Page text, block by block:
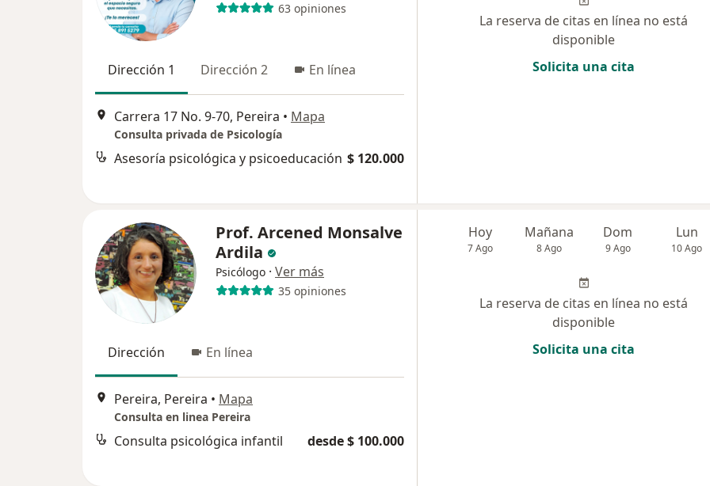
63 opiniones
Dirección 1 Dirección 2 En línea
Carrera 17 No. 9-70, Pereira • Mapa
Consulta privada de Psicología
Asesoría psicológica y psicoeducación $ 120.000
La reserva de citas en línea no está
disponible
Solicita una cita
Prof. Arcened Monsalve
Ardila
Psicólogo · Ver más
35 opiniones
Dirección En línea
Pereira, Pereira • Mapa
Consulta en linea Pereira
Consulta psicológica infantil desde $ 100.000
Hoy
7 Ago
Mañana
8 Ago
Dom
9 Ago
Lun
10 Ago
La reserva de citas en línea no está
disponible
Solicita una cita